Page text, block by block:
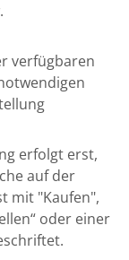
verfügbaren
erfolgt erst,
auf der
mit "Kaufen",
oder einer